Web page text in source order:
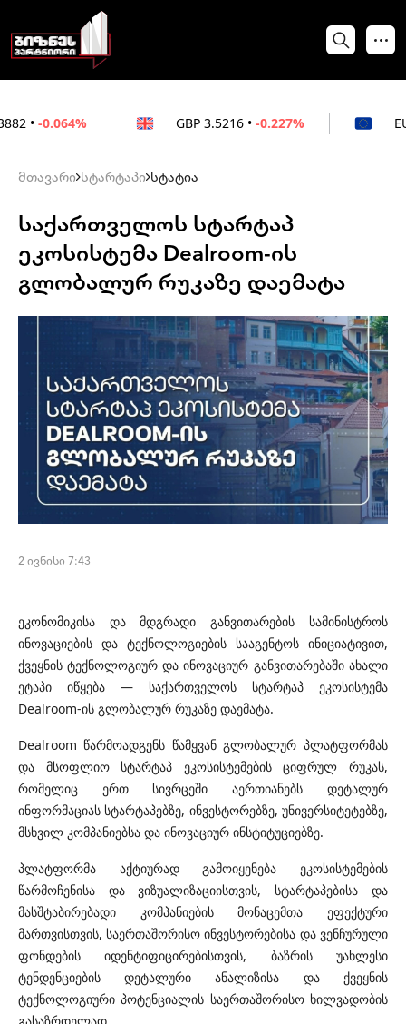
3.5216 • -0.227% 3.0212 •
მთავარი სტარტაპი სტატია
საქართველოს სტარტაპ
ეკოსისტემა Dealroom-ის
გლობალურ რუკაზე დაემატა
2 ივნისი 7:43
ეკონომიკისა და მდგრადი განვითარების სამინისტროს
ინოვაციების და ტექნოლოგიების სააგენტოს ინიციატივით,
ქვეყნის ტექნოლოგიურ და ინოვაციურ განვითარებაში ახალი
ეტაპი იწყება — საქართველოს სტარტაპ ეკოსისტემა
Dealroom-ის გლობალურ რუკაზე დაემატა.
Dealroom წარმოადგენს წამყვან გლობალურ პლატფორმას
და მსოფლიო სტარტაპ ეკოსისტემების ციფრულ რუკას,
რომელიც ერთ სივრცეში აერთიანებს დეტალურ
ინფორმაციას სტარტაპებზე, ინვესტორებზე, უნივერსიტეტებზე,
მსხვილ კომპანიებსა და ინოვაციურ ინსტიტუციებზე.
პლატფორმა აქტიურად გამოიყენება ეკოსისტემების
წარმოჩენისა და ვიზუალიზაციისთვის, სტარტაპებისა და
მასშტაბირებადი კომპანიების მონაცემთა ეფექტური
მართვისთვის, საერთაშორისო ინვესტორებისა და ვენჩურული
ფონდების იდენტიფიცირებისთვის, ბაზრის უახლესი
ტენდენციების დეტალური ანალიზისა და ქვეყნის
ტექნოლოგიური პოტენციალის საერთაშორისო ხილვადობის